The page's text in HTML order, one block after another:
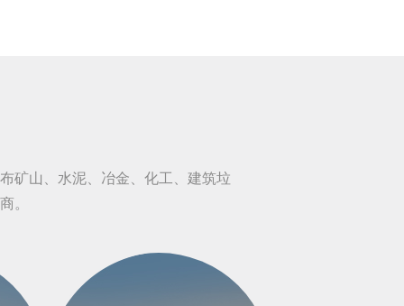
矿山、水泥、冶金、化工、建筑垃
。